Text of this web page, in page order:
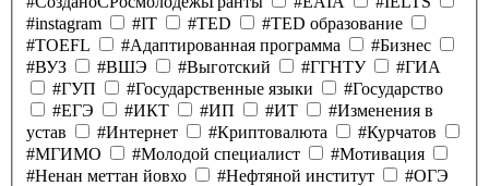
#instagram
#IT #TED
#TED образование
#TOEFL
#Адаптированная программа
#Бизнес
#ВУЗ
#ВШЭ #Выготский #ГГНТУ
#ГИА
#ГУП
#Государственные языки
#Государство
#ЕГЭ
#ИКТ #ИП #ИТ
#Изменения в
устав
#Интернет #Криптовалюта
#Курчатов
#МГИМО
#Молодой специалист
#Мотивация
#Ненан меттан йовхо
#Нефтяной институт
#ОГЭ